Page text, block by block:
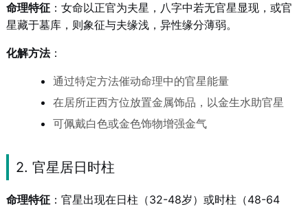
命理特征：女命以正官为夫星，八字中若无官星显现，或官
星藏于墓库，则象征与夫缘浅，异性缘分薄弱。
化解方法：
通过特定方法催动命理中的官星能量
在居所正西方位放置金属饰品，以金生水助官星
可佩戴白色或金色饰物增强金气
2. 官星居日时柱
命理特征：官星出现在日柱（32-48岁）或时柱（48-64